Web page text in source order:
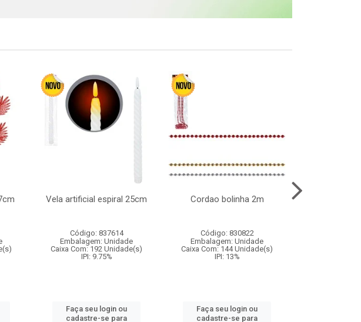
Vela artificial espiral 25cm
Código: 837614
Embalagem: Unidade
Caixa Com: 192 Unidade(s)
IPI: 9.75%
Faça seu login ou
cadastre-se para
Cordao bolinha 2m
Código: 830822
Embalagem: Unidade
Caixa Com: 144 Unidade(s)
IPI: 13%
Faça seu login ou
cadastre-se para